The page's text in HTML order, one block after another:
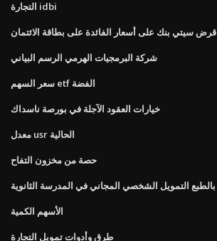
التجارة idbi
قرض سيتي بنك على أسعار الفائدة على بطاقة الائتمان
شركة البرمجيات الهرمي الرسم البياني
سعر السهم etf الفضة
خيارات العقود الآجلة في بورصة ناسداك
معدل usr الحالية
حصة من مخزون التفاح
بالطبع التمويل الشخصي المجاني في المدرسة الثانوية
الأسهم الكمية
طرق وأدوات تمويل التجارة